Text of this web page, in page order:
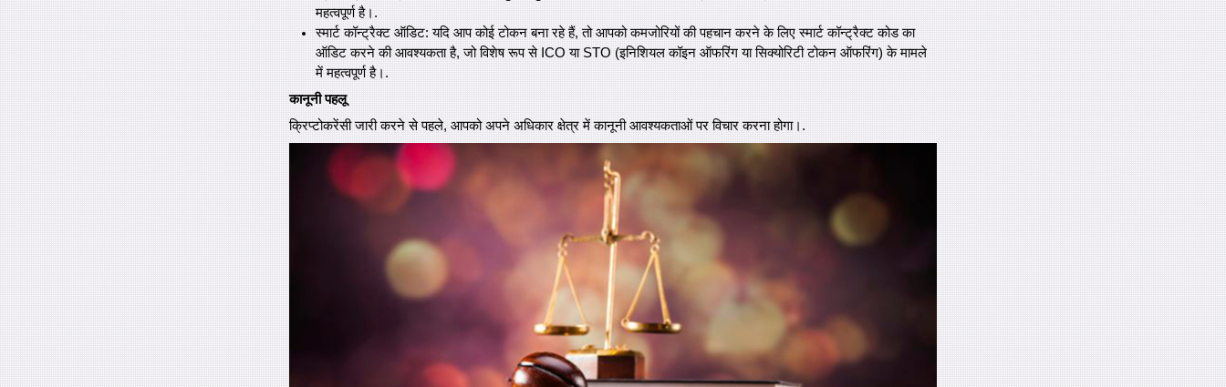
महत्वपूर्ण है।.
स्मार्ट कॉन्ट्रैक्ट ऑडिट: यदि आप कोई टोकन बना रहे हैं, तो आपको कमजोरियों की पहचान करने के लिए स्मार्ट कॉन्ट्रैक्ट कोड का
ऑडिट करने की आवश्यकता है, जो विशेष रूप से ICO या STO (इनिशियल कॉइन ऑफरिंग या सिक्योरिटी टोकन ऑफरिंग) के मामले
में महत्वपूर्ण है।.
कानूनी पहलू
क्रिप्टोकरेंसी जारी करने से पहले, आपको अपने अधिकार क्षेत्र में कानूनी आवश्यकताओं पर विचार करना होगा।.